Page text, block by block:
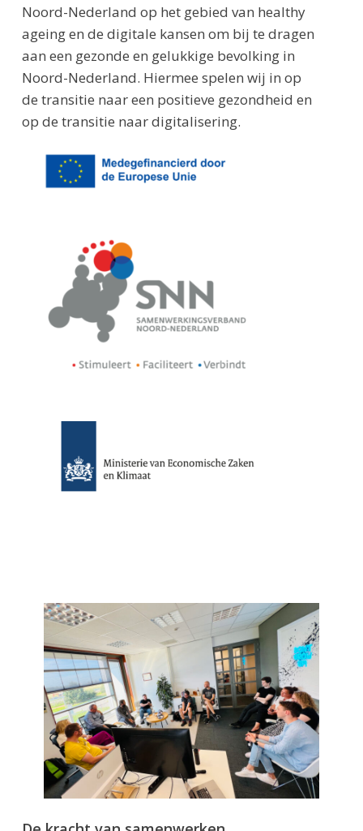
Noord-Nederland op het gebied van healthy
ageing en de digitale kansen om bij te dragen
aan een gezonde en gelukkige bevolking in
Noord-Nederland. Hiermee spelen wij in op
de transitie naar een positieve gezondheid en
op de transitie naar digitalisering.